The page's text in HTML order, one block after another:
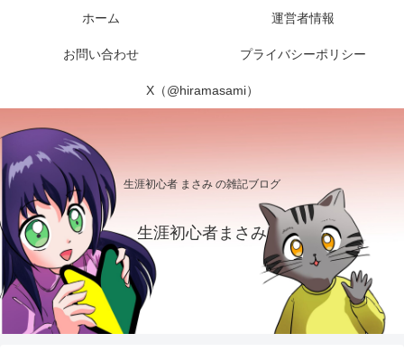
生涯初心者 まさみ の雑記ブログ
生涯初心者まさみ
ホーム 運営者情報
お問い合わせ プライバシーポリシー
X（@hiramasami）